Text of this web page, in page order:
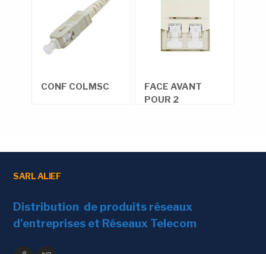
CONF COLMSC
FACE AVANT
POUR 2
SARL ALIEF
Distribution de produits réseaux
d'entreprises et Réseaux Telecom